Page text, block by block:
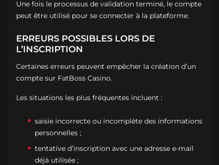
Une fois le processus de validation terminé, le compte
peut être utilisé pour se connecter à la plateforme.
ERREURS POSSIBLES LORS DE
L’INSCRIPTION
Certaines erreurs peuvent empêcher la création d’un
compte sur FatBoss Casino.
Les situations les plus fréquentes incluent :
saisie incorrecte ou incomplète des informations
personnelles ;
tentative d’inscription avec une adresse e-mail
déjà utilisée ;